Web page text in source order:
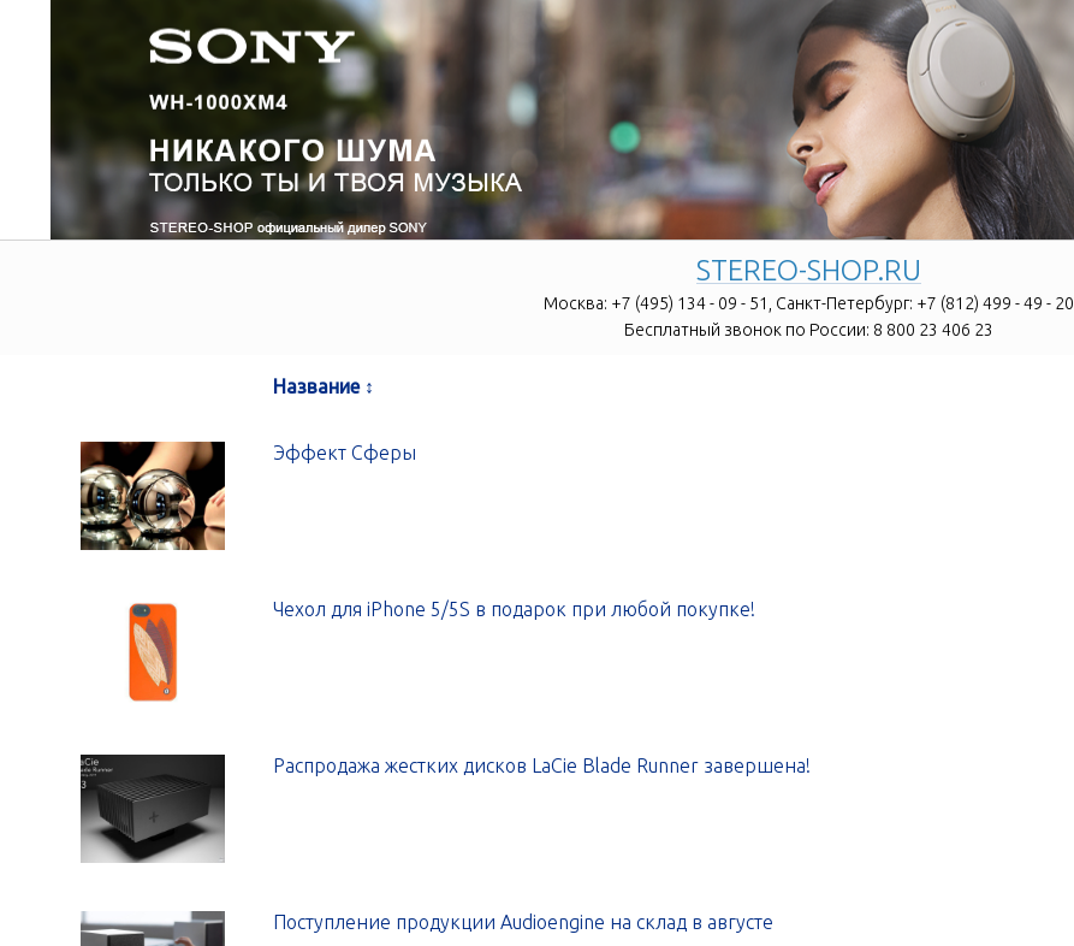
STEREO-SHOP.RU
Москва: +7 (495) 134 - 09 - 51, Санкт-Петербург: +7 (812) 499 - 49 - 20
Бесплатный звонок по России: 8 800 23 406 23
Название ↕
Эффект Сферы
Чехол для iPhone 5/5S в подарок при любой покупке!
Распродажа жестких дисков LaCie Blade Runner завершена!
Поступление продукции Audioengine на склад в августе